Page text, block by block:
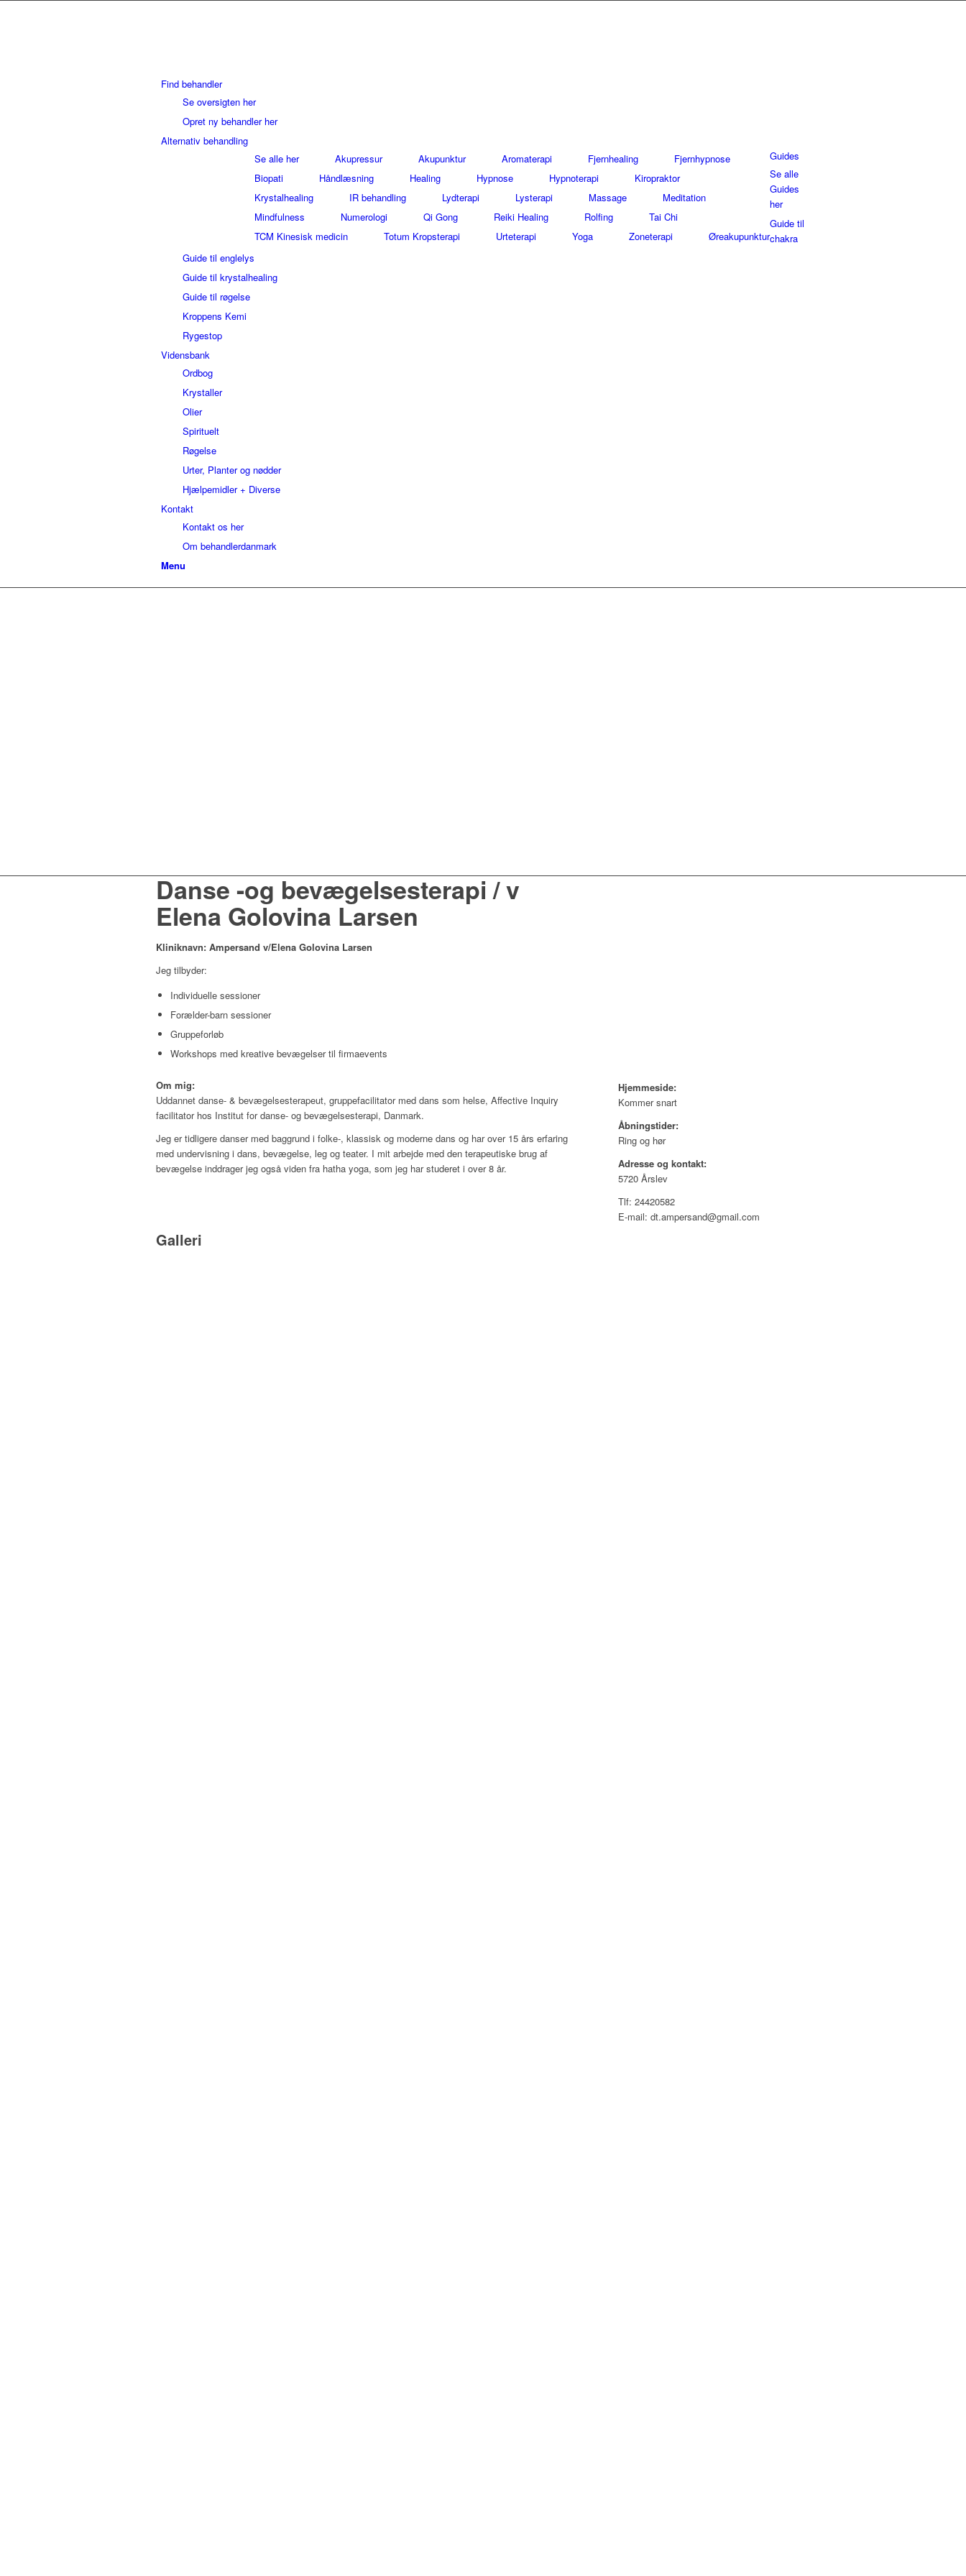
Find behandler
Se oversigten her
Opret ny behandler her
Alternativ behandling
Se alle her
Akupressur Akupunktur Aromaterapi Fjernhealing
Fjernhypnose
Biopati
Håndlæsning Healing Hypnose Hypnoterapi
Kiropraktor
Krystalhealing
IR behandling Lydterapi Lysterapi Massage
Meditation
Mindfulness
Numerologi Qi Gong Reiki Healing Rolfing
Tai Chi
TCM Kinesisk medicin
Totum Kropsterapi Urteterapi Yoga Zoneterapi Øreakupunktur
Guides
Se alle
Guides
her
Guide til
chakra
Guide til englelys
Guide til krystalhealing
Guide til røgelse
Kroppens Kemi
Rygestop
Vidensbank
Ordbog
Krystaller
Olier
Spirituelt
Røgelse
Urter, Planter og nødder
Hjælpemidler + Diverse
Kontakt
Kontakt os her
Om behandlerdanmark
Menu
Danse -og bevægelsesterapi / v
Elena Golovina Larsen
Kliniknavn: Ampersand v/Elena Golovina Larsen
Jeg tilbyder:
Individuelle sessioner
Forælder-barn sessioner
Gruppeforløb
Workshops med kreative bevægelser til firmaevents
Om mig:
Uddannet danse- & bevægelsesterapeut, gruppefacilitator med dans som helse, Affective Inquiry
facilitator hos Institut for danse- og bevægelsesterapi, Danmark.
Jeg er tidligere danser med baggrund i folke-, klassisk og moderne dans og har over 15 års erfaring
med undervisning i dans, bevægelse, leg og teater. I mit arbejde med den terapeutiske brug af
bevægelse inddrager jeg også viden fra hatha yoga, som jeg har studeret i over 8 år.
Hjemmeside:
Kommer snart
Åbningstider:
Ring og hør
Adresse og kontakt:
5720 Årslev
Tlf: 24420582
E-mail: dt.ampersand@gmail.com
Galleri